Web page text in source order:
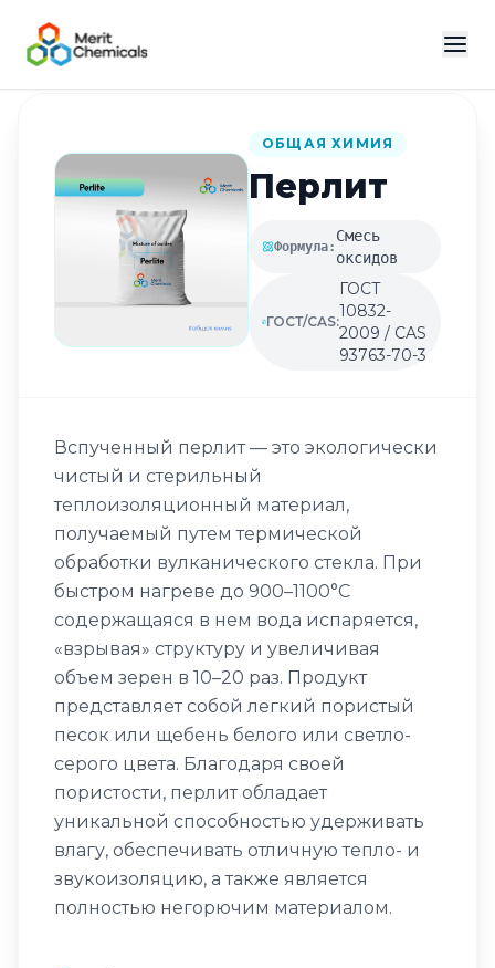
Назад в каталог
ОБЩАЯ ХИМИЯ
Перлит
Формула:
Смесь
оксидов
ГОСТ/CAS:
ГОСТ
10832-
2009 / CAS
93763-70-3
Вспученный перлит — это экологически
чистый и стерильный
теплоизоляционный материал,
получаемый путем термической
обработки вулканического стекла. При
быстром нагреве до 900–1100°C
содержащаяся в нем вода испаряется,
«взрывая» структуру и увеличивая
объем зерен в 10–20 раз. Продукт
представляет собой легкий пористый
песок или щебень белого или светло-
серого цвета. Благодаря своей
пористости, перлит обладает
уникальной способностью удерживать
влагу, обеспечивать отличную тепло- и
звукоизоляцию, а также является
полностью негорючим материалом.